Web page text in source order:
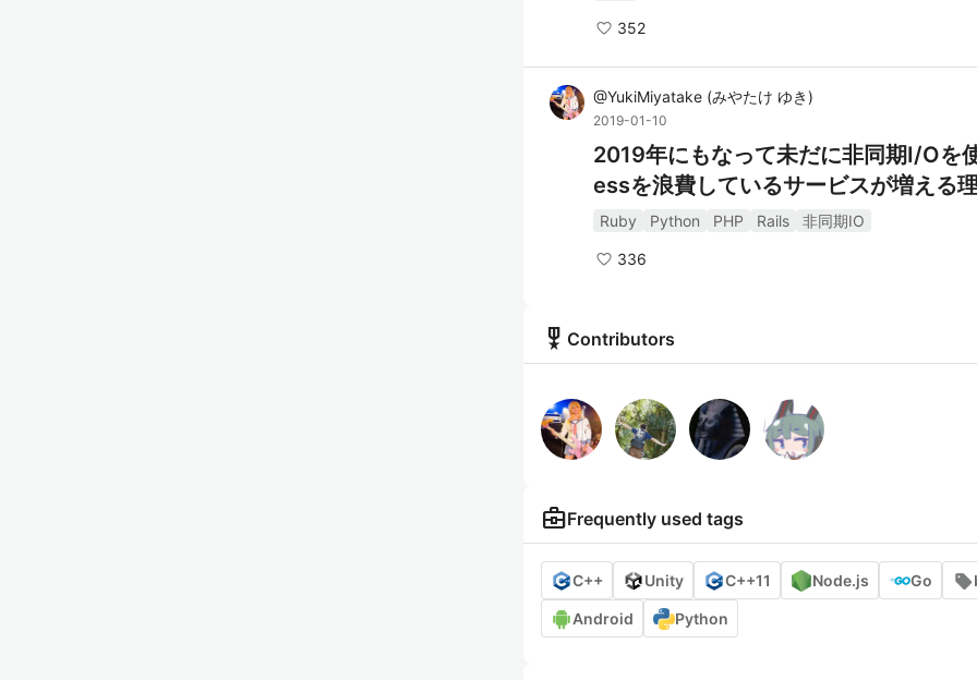
352
@YukiMiyatake (みやたけ ゆき)
2019-01-10
2019年にもなって未だに非同期I/O
essを浪費しているサービスが増える
Ruby Python PHP Rails 非同期IO
336
military_tech Contributors
business_centerFrequently used tags
C++ Unity C++11 Node.js Go
Android Python